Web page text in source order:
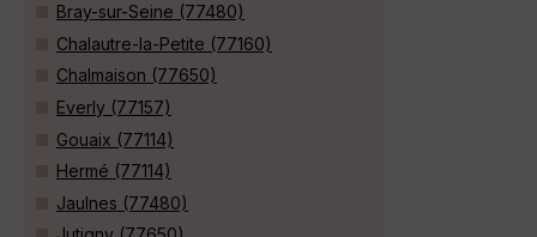
Bray-sur-Seine (77480)
Chalautre-la-Petite (77160)
Chalmaison (77650)
Everly (77157)
Gouaix (77114)
Hermé (77114)
Jaulnes (77480)